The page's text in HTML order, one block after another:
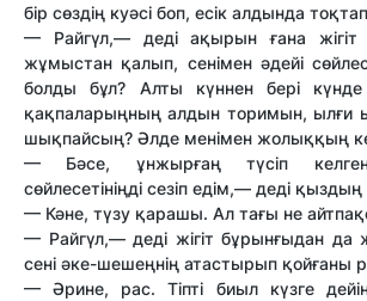
бір сөздің куәсі боп, есік алдында
— Райгүл,— деді ақырын ғана жігіт
жұмыстан қалып, сенімен әдейі
болды бұл? Алты күннен бері күнде
қақпаларыңның алдын торимын, ылғи
шықпайсың? Әлде менімен жолыққың
— Бәсе, ұнжырғаң түсіп
сөйлесетініңді сезіп едім,— деді қыздың
— Кәне, түзу қарашы. Ал тағы не
— Райгүл,— деді жігіт бұрынғыдан
сені әке-шешеңнің атастырып қойғаны
— Әрине, рас. Тіпті биыл күзге